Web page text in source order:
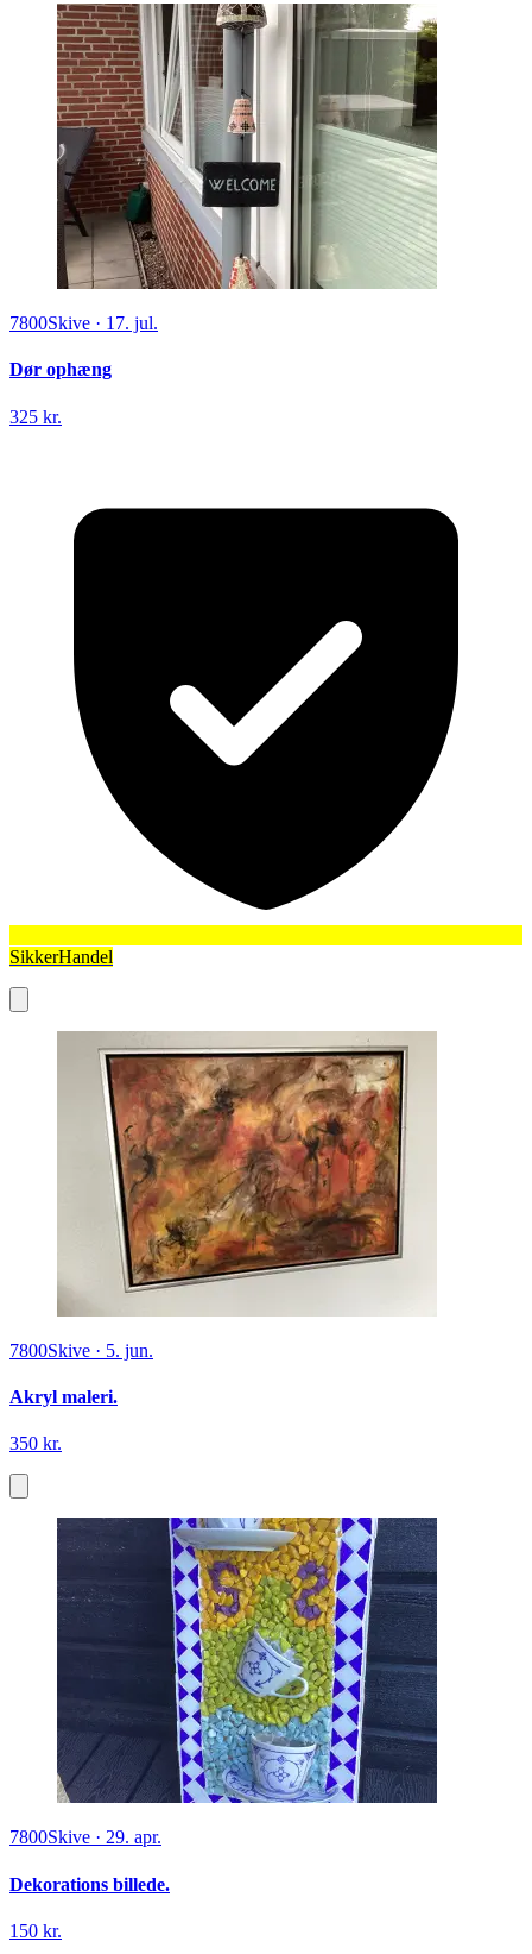
7800Skive · 17. jul.
Dør ophæng
325 kr.
SikkerHandel
7800Skive · 5. jun.
Akryl maleri.
350 kr.
7800Skive · 29. apr.
Dekorations billede.
150 kr.